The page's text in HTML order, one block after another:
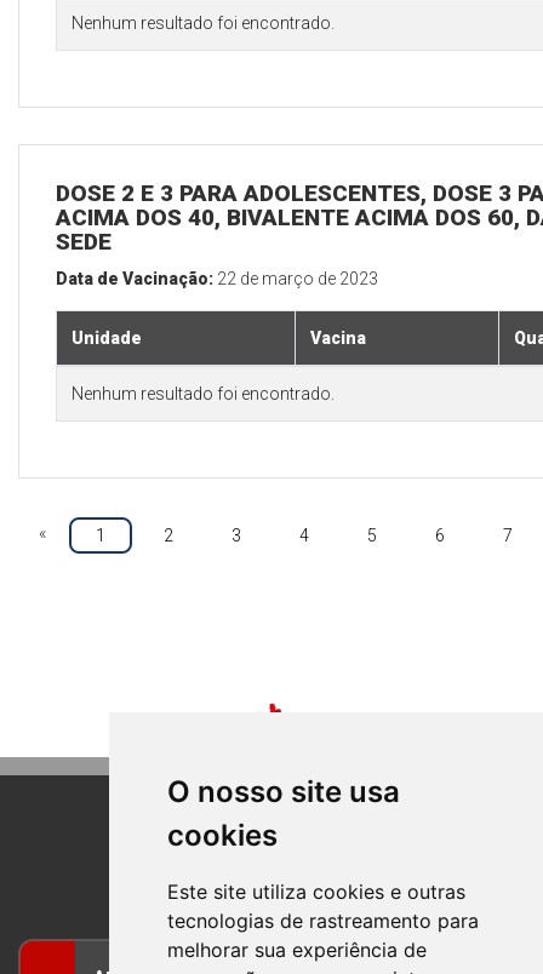
O nosso site usa
cookies
Este site utiliza cookies e outras
tecnologias de rastreamento para
melhorar sua experiência de
Nenhum resultado foi encontrado.
DOSE 2 E 3 PARA ADOLESCENTES, DOSE 3
ACIMA DOS 40, BIVALENTE ACIMA DOS 60,
SEDE
Data de Vacinação: 22 de março de 2023
Unidade Vacina
Nenhum resultado foi encontrado.
« 1 2 3 4 5 6 7
BOM PRINCIPIO
RIO GRANDE DO SUL